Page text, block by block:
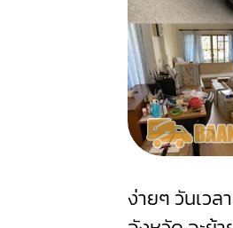
ง่ายๆ วันเว